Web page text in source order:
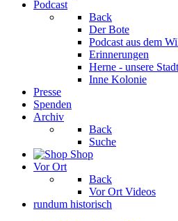
Podcast
Back
Der Bote
Podcast aus dem
Erinnerungen
Herne - unsere Stadt
Inne Kolonie
Presse
Spenden
Archiv
Back
Suche
Shop
Vor Ort
Back
Vor Ort Videos
rundum historisch